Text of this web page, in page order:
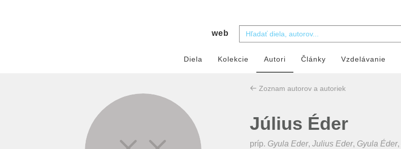
web
Diela Kolekcie Autori Články Vzdelávanie
Zoznam autorov a autoriek
Július Éder
príp. Gyula Eder, Julius Eder, Gyula Éder,